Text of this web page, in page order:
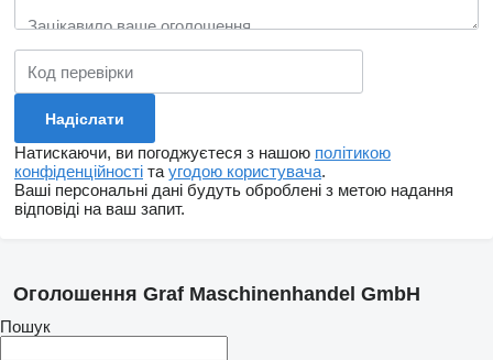
Натискаючи, ви погоджуєтеся з нашою політикою
конфіденційності та угодою користувача.
Ваші персональні дані будуть оброблені з метою надання
відповіді на ваш запит.
Оголошення Graf Maschinenhandel GmbH
Пошук